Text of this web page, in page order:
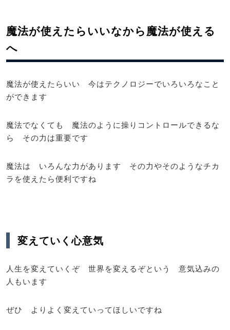
魔法が使えたらいいなから魔法が使える
へ
魔法が使えたらいい 今はテクノロジーでいろいろなこと
ができます
魔法でなくても 魔法のように操りコントロールできるな
ら その力は重要です
魔法は いろんな力があります その力やそのようなチカ
ラを使えたら便利ですね
変えていく心意気
人生を変えていくぞ 世界を変えるぞという 意気込みの
人もいます
ぜひ よりよく変えていってほしいですね